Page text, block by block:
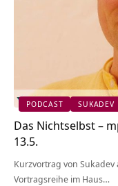
PODCAST SUKADEV
Das Nichtselbst –
13.5.
Kurzvortrag von
Vortragsreihe im Haus…